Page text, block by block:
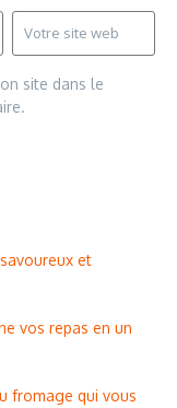
site dans le
et
vos repas en un
fromage qui vous